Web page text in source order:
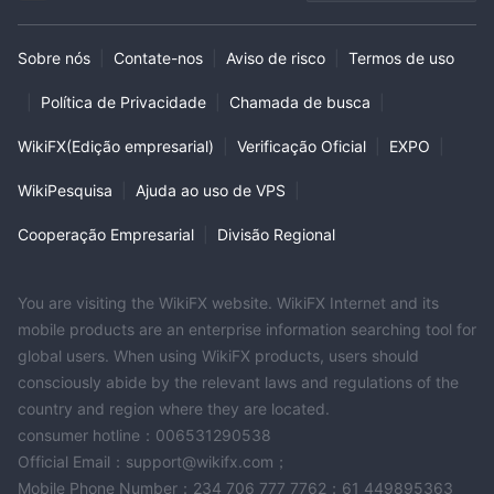
Sobre nós Contate-nos Aviso de risco Termos de uso
Política de Privacidade Chamada de busca
WikiFX(Edição empresarial) Verificação Oficial EXPO
WikiPesquisa Ajuda ao uso de VPS
Cooperação Empresarial Divisão Regional
You are visiting the WikiFX website. WikiFX Internet and its
mobile products are an enterprise information searching tool for
global users. When using WikiFX products, users should
consciously abide by the relevant laws and regulations of the
country and region where they are located.
consumer hotline：006531290538
Official Email：support@wikifx.com；
Mobile Phone Number：234 706 777 7762；61 449895363